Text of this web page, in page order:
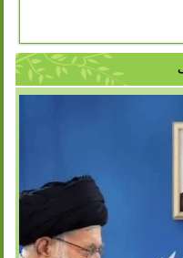
ورامین و با هدف
زمینه مدیریت پسماند و
..